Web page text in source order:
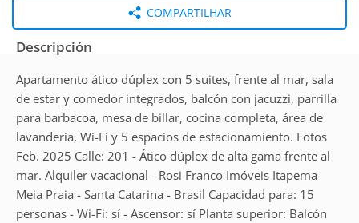
COMPARTILHAR
Descripción
Apartamento ático dúplex con 5 suites, frente al mar, sala
de estar y comedor integrados, balcón con jacuzzi, parrilla
para barbacoa, mesa de billar, cocina completa, área de
lavandería, Wi-Fi y 5 espacios de estacionamiento. Fotos
Feb. 2025 Calle: 201 - Ático dúplex de alta gama frente al
mar. Alquiler vacacional - Rosi Franco Imóveis Itapema
Meia Praia - Santa Catarina - Brasil Capacidad para: 15
personas - Wi-Fi: sí - Ascensor: sí Planta superior: Balcón